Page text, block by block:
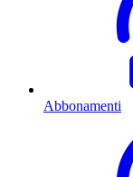
Abbonamenti